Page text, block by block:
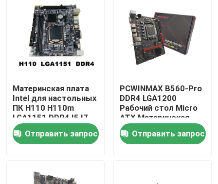
Путешествие фабрики
Проверка качества
Свяжитесь мы
Спросите цитату
Графическая карта для майнинга
Материнская плата
Intel для настольных
ПК H110 H110m
LGA1151 DDR4 I5 I7
Процессор 2133 МГц
2400 МГц
Отправить запрос
PCWINMAX B560-Pro
DDR4 LGA1200
Рабочий стол Micro
ATX Материнская
плата Поддержка
11th 10th Gen
Отправить запрос